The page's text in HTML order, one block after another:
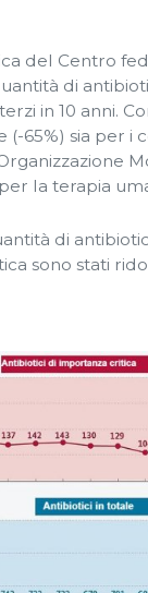
del Centro
di
in 10 anni.
65%) sia per i
la terapia
di
sono stati